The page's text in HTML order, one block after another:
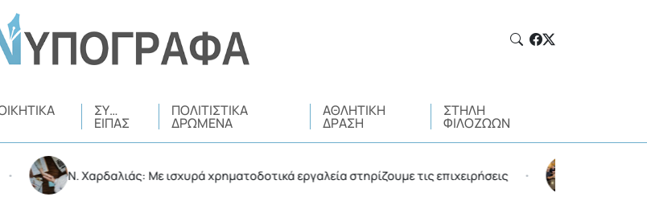
ΣΥ…
ΕΊΠΑΣ
ΠΟΛΙΤΙΣΤΙΚΆ
ΔΡΏΜΕΝΑ
ΑΘΛΗΤΙΚΉ
ΔΡΆΣΗ
ΣΤΉΛΗ
ΦΙΛΌΖΩΩΝ
Ν. Χαρδαλιάς: Με ισχυρά χρηματοδοτικά εργαλεία στηρίζουμε τις επιχειρήσεις • Σύσκεψη στον